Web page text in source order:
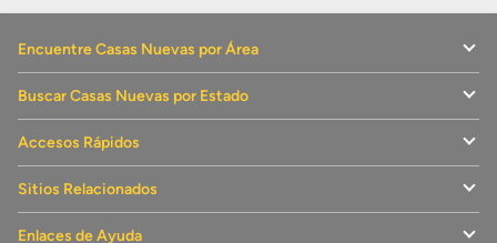
Encuentre Casas Nuevas por Área
Buscar Casas Nuevas por Estado
Accesos Rápidos
Sitios Relacionados
Enlaces de Ayuda